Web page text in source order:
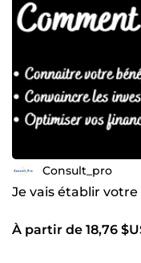
Consult_pro
Je vais établir
À partir de 18,76